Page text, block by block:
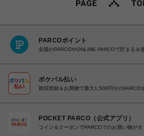
PARCOポイント
全国のPARCOやONLINE PARCOで貯まる＆
ポケパル払い
初回登録＆お買物で最大1,500円分のPARCO
POCKET PARCO（公式アプリ）
コイン＆クーポンでPARCOでのお買い物がオ